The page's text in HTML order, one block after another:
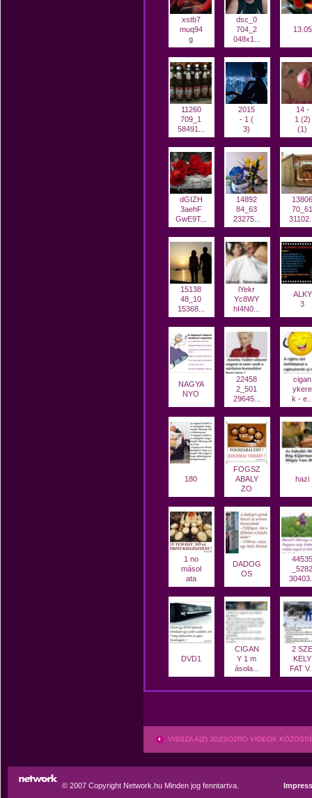
xstb7
muq94
g
dsc_0
704_2
048x1...
13.05
11260
709_1
58491...
2015
- 1 (
3)
14 -
1 (2)
(1)
dGIZH
3aehF
GwE9T...
14892
84_63
23275...
13806
70_61
15138
48_10
15368...
lYekr
Yc8WY
hI4N0...
ALKY
3
NAGYA
NYO
22458
2_501
29645...
cigan
ykere
k -
180
FOGSZ
ABALY
ZO
hazi
1 no
másol
ata
DADOG
OS
44535
_5282
DVD1
CIGAN
Y 1 m
ásola...
2 SZE
KELY
FAT
VISSZA A(Z) JOZSO2RO VIDEOK
© 2007 Copyright Network.hu Minden jog fenntartva.